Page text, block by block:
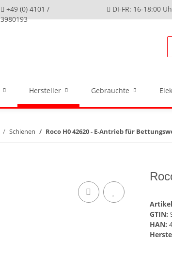
+49 (0) 4101 /
3980193
DI-FR: 16-18:00
Hersteller Gebrauchte
Schienen Roco H0 42620 - E-Antrieb für
GTIN:
HAN: